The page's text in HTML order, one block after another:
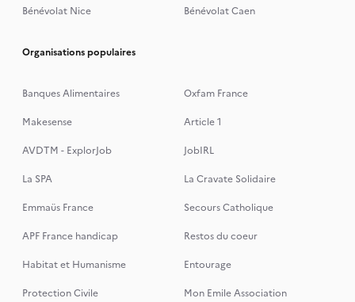
Bénévolat Nice
Bénévolat Caen
Organisations populaires
Banques Alimentaires
Oxfam France
Makesense
Article 1
AVDTM - ExplorJob
JobIRL
La SPA
La Cravate Solidaire
Emmaüs France
Secours Catholique
APF France handicap
Restos du coeur
Habitat et Humanisme
Entourage
Protection Civile
Mon Emile Association